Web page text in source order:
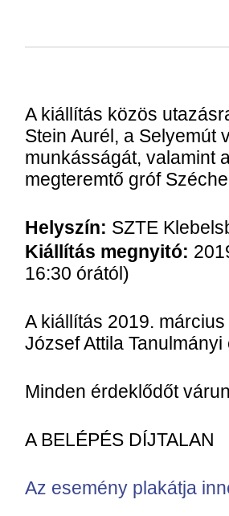
A kiállítás közös
Stein Aurél, a Selyemút
munkásságát, valamint
megteremtő gróf
Helyszín: SZTE
Kiállítás megnyitó:
16:30 órától)
A kiállítás 2019.
József Attila
Minden érdeklődőt
A BELÉPÉS DÍJTALAN
Az esemény plakátja